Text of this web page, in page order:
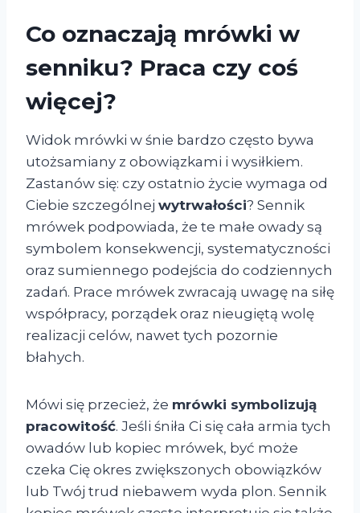
Co oznaczają mrówki w
senniku? Praca czy coś
więcej?
Widok mrówki w śnie bardzo często bywa
utożsamiany z obowiązkami i wysiłkiem.
Zastanów się: czy ostatnio życie wymaga od
Ciebie szczególnej wytrwałości? Sennik
mrówek podpowiada, że te małe owady są
symbolem konsekwencji, systematyczności
oraz sumiennego podejścia do codziennych
zadań. Prace mrówek zwracają uwagę na siłę
współpracy, porządek oraz nieugiętą wolę
realizacji celów, nawet tych pozornie
błahych.
Mówi się przecież, że mrówki symbolizują
pracowitość. Jeśli śniła Ci się cała armia tych
owadów lub kopiec mrówek, być może
czeka Cię okres zwiększonych obowiązków
lub Twój trud niebawem wyda plon. Sennik